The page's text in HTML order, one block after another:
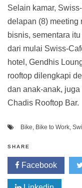
Selain kamar,
delapan (8) meeting
bisnis, sementara
dari mulai Swiss-
hotel, Gendhis
rooftop dilengkapi
dan anak-anak,
Chadis Rooftop Bar.
Bike, Bike to Work,
SHARE
Facebook